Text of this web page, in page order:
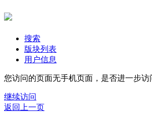
搜索
版块列表
用户信息
您访问的页面无手机页面，是否进一步访
继续访问
返回上一页